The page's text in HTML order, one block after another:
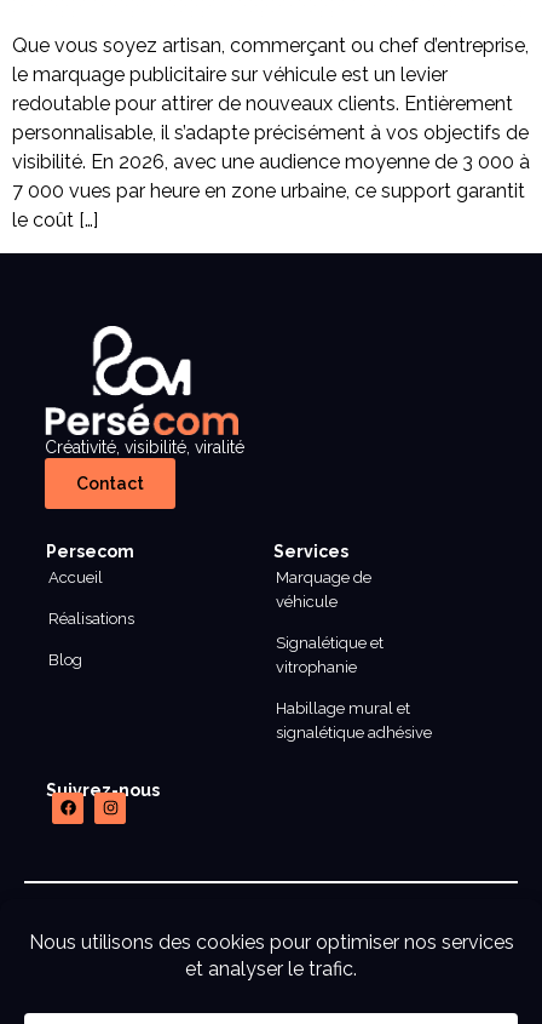
Que vous soyez artisan, commerçant ou chef d’entreprise,
le marquage publicitaire sur véhicule est un levier
redoutable pour attirer de nouveaux clients. Entièrement
personnalisable, il s’adapte précisément à vos objectifs de
visibilité. En 2026, avec une audience moyenne de 3 000 à
7 000 vues par heure en zone urbaine, ce support garantit
le coût […]
Créativité, visibilité, viralité
Contact
Persecom
Accueil
Réalisations
Blog
Services
Marquage de
véhicule
Signalétique et
vitrophanie
Habillage mural et
signalétique adhésive
Suivrez-nous